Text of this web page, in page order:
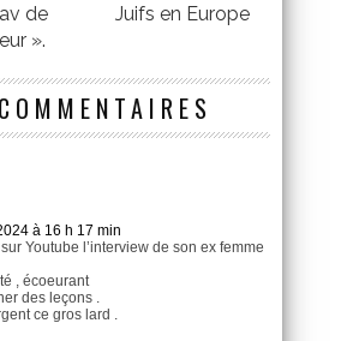
de
».
Juifs en Europe
à 16 h 17 min
sur Youtube l’interview de son ex femme
, écoeurant
des leçons .
ce gros lard .